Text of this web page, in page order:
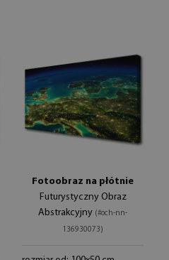
Fotoobraz na płótnie
Futurystyczny Obraz
Abstrakcyjny (#och-nn-
136930073)